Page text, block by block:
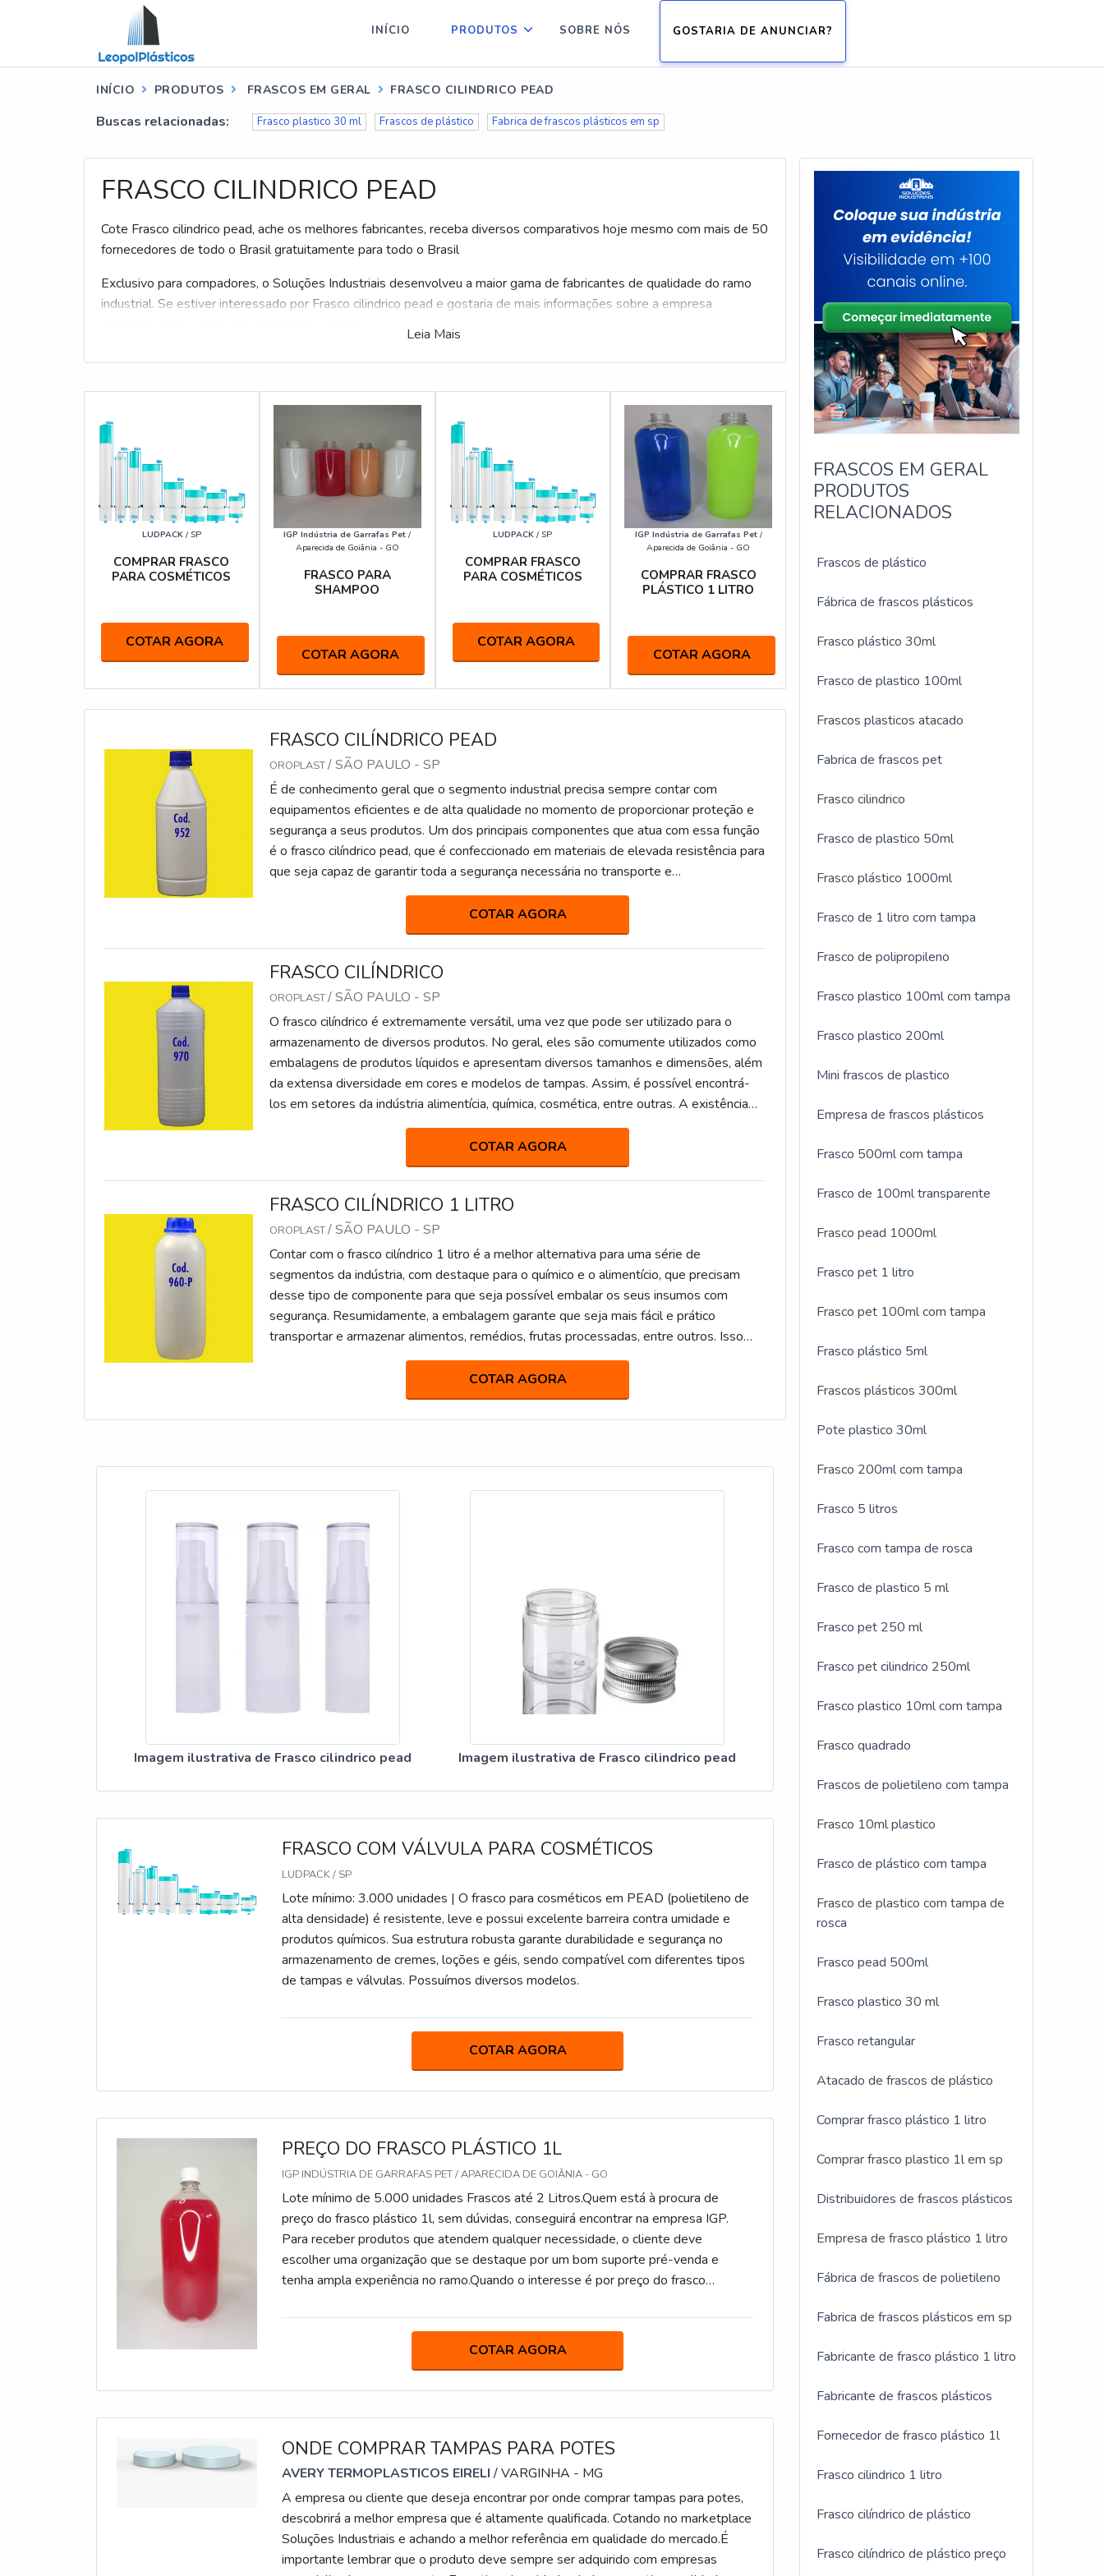
INÍCIO PRODUTOS SOBRE NÓS GOSTARIA DE ANUNCIAR?
INÍCIO PRODUTOS FRASCOS EM GERAL FRASCO CILINDRICO PEAD
Buscas relacionadas: Frasco plastico 30 ml Frascos de plástico Fabrica de frascos plásticos em sp
FRASCO CILINDRICO PEAD
Cote Frasco cilindrico pead, ache os melhores fabricantes, receba diversos comparativos hoje mesmo com mais de 50
fornecedores de todo o Brasil gratuitamente para todo o Brasil
Exclusivo para compadores, o Soluções Industriais desenvolveu a maior gama de fabricantes de qualidade do ramo
industrial. Se estiver interessado por Frasco cilindrico pead e gostaria de mais informações sobre a empresa
Leia Mais
LUDPACK/ SP
COMPRAR FRASCO
PARA COSMÉTICOS
COTAR AGORA
IGP Indústria de Garrafas Pet /
Aparecida de Goiânia - GO
FRASCO PARA
SHAMPOO
COTAR AGORA
LUDPACK / SP
COMPRAR FRASCO
PARA COSMÉTICOS
COTAR AGORA
IGP Indústria de Garrafas Pet/
Aparecida de Goiânia - GO
COMPRAR FRASCO
PLÁSTICO 1 LITRO
COTAR AGORA
FRASCO CILÍNDRICO PEAD
OROPLAST/ SÃO PAULO - SP
É de conhecimento geral que o segmento industrial precisa sempre contar com
equipamentos eficientes e de alta qualidade no momento de proporcionar proteção e
segurança a seus produtos. Um dos principais componentes que atua com essa função
é o frasco cilíndrico pead, que é confeccionado em materiais de elevada resistência para
que seja capaz de garantir toda a segurança necessária no transporte e
armazenamento de insumos, principalmente quando se trata da indústria alimentícia e
COTAR AGORA
FRASCO CILÍNDRICO
OROPLAST/ SÃO PAULO - SP
O frasco cilíndrico é extremamente versátil, uma vez que pode ser utilizado para o
armazenamento de diversos produtos. No geral, eles são comumente utilizados como
embalagens de produtos líquidos e apresentam diversos tamanhos e dimensões, além
da extensa diversidade em cores e modelos de tampas. Assim, é possível encontrá-
los em setores da indústria alimentícia, química, cosmética, entre outras. A existência
de uma grande variedade em modelos de tampas ocorre por causa da necessidade de
COTAR AGORA
FRASCO CILÍNDRICO 1 LITRO
OROPLAST/ SÃO PAULO - SP
Contar com o frasco cilíndrico 1 litro é a melhor alternativa para uma série de
segmentos da indústria, com destaque para o químico e o alimentício, que precisam
desse tipo de componente para que seja possível embalar os seus insumos com
segurança. Resumidamente, a embalagem garante que seja mais fácil e prático
transportar e armazenar alimentos, remédios, frutas processadas, entre outros. Isso
porque o frasco é um produto de elevada resistência, sendo capaz de assegurar que os
COTAR AGORA
Imagem ilustrativa de Frasco cilindrico pead Imagem ilustrativa de Frasco cilindrico pead
FRASCO COM VÁLVULA PARA COSMÉTICOS
LUDPACK / SP
Lote mínimo: 3.000 unidades | O frasco para cosméticos em PEAD (polietileno de
alta densidade) é resistente, leve e possui excelente barreira contra umidade e
produtos químicos. Sua estrutura robusta garante durabilidade e segurança no
armazenamento de cremes, loções e géis, sendo compatível com diferentes tipos
de tampas e válvulas. Possuímos diversos modelos.
COTAR AGORA
PREÇO DO FRASCO PLÁSTICO 1L
IGP INDÚSTRIA DE GARRAFAS PET / APARECIDA DE GOIÂNIA - GO
Lote mínimo de 5.000 unidades Frascos até 2 Litros.Quem está à procura de
preço do frasco plástico 1l, sem dúvidas, conseguirá encontrar na empresa IGP.
Para receber produtos que atendem qualquer necessidade, o cliente deve
escolher uma organização que se destaque por um bom suporte pré-venda e
tenha ampla experiência no ramo.Quando o interesse é por preço do frasco
para indústrias de diversos ramos.DIFERENCIAIS IMPORTANTES DE PREÇO DO
FRASCO PLÁSTICO 1LA IGP canaliza seus esforços em proporcionar para os
uma companhia demonstrar competência, excelência e destaque em sua área de
atuação. A IGP se mostra referência por ter: Colaboradores eficientes;
Atendimento personalizado; Amplo estoque de produtos; Ótimo preço. Ainda
que não tenham produtos e serviços com ótima qualidade e excelente custo-
benefício, pontos importantes que ficam de fora no planejamento de empresas
que visam apenas o lucro, deixando a desejar nos outros fatores.Isso tudo é a
razão pela qual a IGP é uma empresa comprometida com seus serviços no
COTAR AGORA
ONDE COMPRAR TAMPAS PARA POTES
AVERY TERMOPLASTICOS EIRELI/ VARGINHA - MG
A empresa ou cliente que deseja encontrar por onde comprar tampas para potes,
descobrirá a melhor empresa que é altamente qualificada. Cotando no marketplace
Soluções Industriais e achando a melhor referência em qualidade do mercado.É
importante lembrar que o produto deve sempre ser adquirido com empresas
FRASCOS EM GERAL
PRODUTOS
RELACIONADOS
Frascos de plástico
Fábrica de frascos plásticos
Frasco plástico 30ml
Frasco de plastico 100ml
Frascos plasticos atacado
Fabrica de frascos pet
Frasco cilindrico
Frasco de plastico 50ml
Frasco plástico 1000ml
Frasco de 1 litro com tampa
Frasco de polipropileno
Frasco plastico 100ml com tampa
Frasco plastico 200ml
Mini frascos de plastico
Empresa de frascos plásticos
Frasco 500ml com tampa
Frasco de 100ml transparente
Frasco pead 1000ml
Frasco pet 1 litro
Frasco pet 100ml com tampa
Frasco plástico 5ml
Frascos plásticos 300ml
Pote plastico 30ml
Frasco 200ml com tampa
Frasco 5 litros
Frasco com tampa de rosca
Frasco de plastico 5 ml
Frasco pet 250 ml
Frasco pet cilindrico 250ml
Frasco plastico 10ml com tampa
Frasco quadrado
Frascos de polietileno com tampa
Frasco 10ml plastico
Frasco de plástico com tampa
Frasco de plastico com tampa de
rosca
Frasco pead 500ml
Frasco plastico 30 ml
Frasco retangular
Atacado de frascos de plástico
Comprar frasco plástico 1 litro
Comprar frasco plastico 1l em sp
Distribuidores de frascos plásticos
Empresa de frasco plástico 1 litro
Fábrica de frascos de polietileno
Fabrica de frascos plásticos em sp
Fabricante de frasco plástico 1 litro
Fabricante de frascos plásticos
Fornecedor de frasco plástico 1l
Frasco cilindrico 1 litro
Frasco cilíndrico de plástico
Frasco cilíndrico de plástico preço